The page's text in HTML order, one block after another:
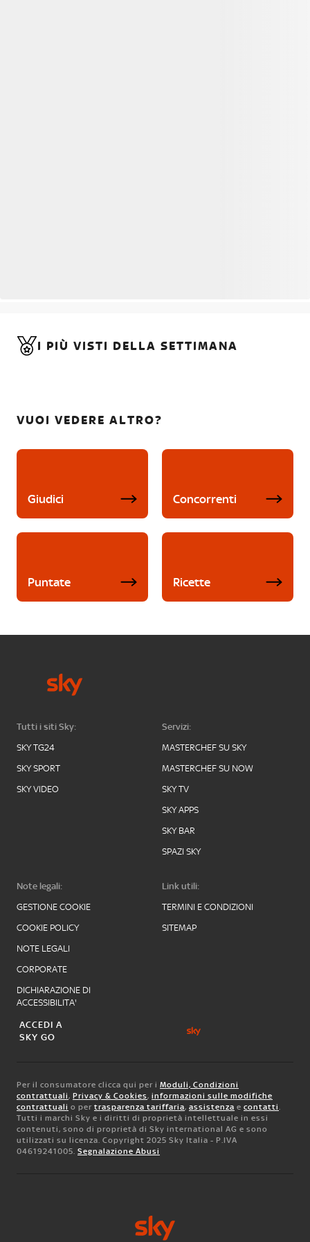
I PIÙ VISTI DELLA SETTIMANA
VUOI VEDERE ALTRO?
Giudici Concorrenti
Puntate Ricette
Tutti i siti Sky:
SKY TG24
SKY SPORT
SKY VIDEO
Servizi:
MASTERCHEF SU SKY
MASTERCHEF SU NOW
SKY TV
SKY APPS
SKY BAR
SPAZI SKY
Note legali:
GESTIONE COOKIE
COOKIE POLICY
NOTE LEGALI
CORPORATE
DICHIARAZIONE DI
ACCESSIBILITA'
Link utili:
TERMINI E CONDIZIONI
SITEMAP
ACCEDI A
SKY GO
Per il consumatore clicca qui per i Moduli, Condizioni
contrattuali, Privacy & Cookies, informazioni sulle modifiche
contrattuali o per trasparenza tariffaria, assistenza e contatti.
Tutti i marchi Sky e i diritti di proprietà intellettuale in essi
contenuti, sono di proprietà di Sky international AG e sono
utilizzati su licenza. Copyright 2025 Sky Italia - P.IVA
04619241005. Segnalazione Abusi